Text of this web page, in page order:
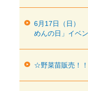
6月17日（日）
めんの日」イベ
☆野菜苗販売！！